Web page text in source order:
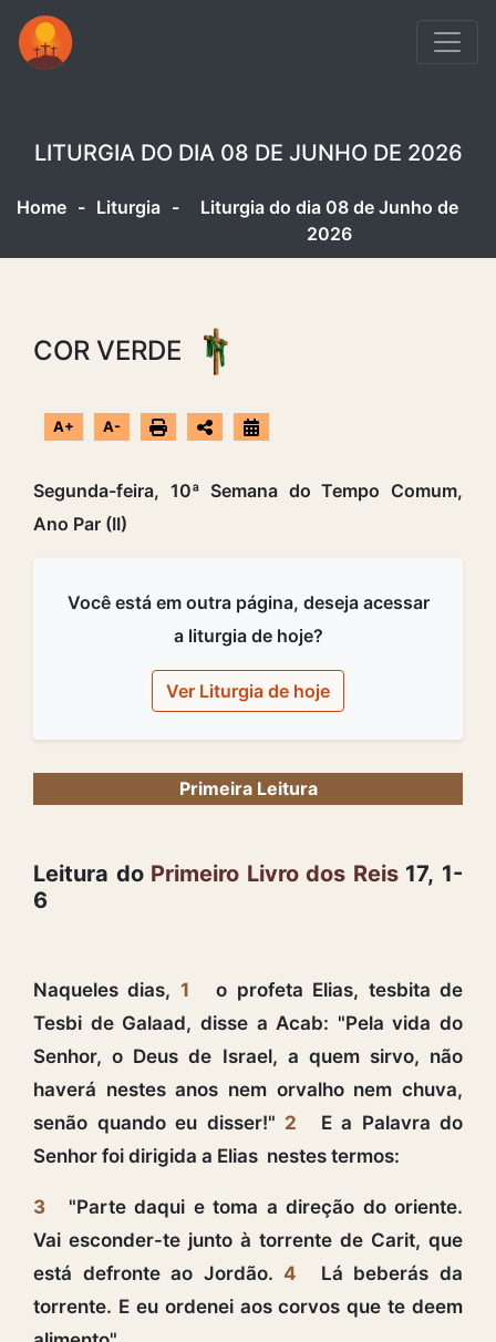
LITURGIA DO DIA 08 DE JUNHO DE 2026
Home - Liturgia -
Liturgia do dia 08 de Junho de
2026
COR VERDE
A+ A-
Segunda-feira, 10ª Semana do Tempo Comum,
Ano Par (II)
Você está em outra página, deseja acessar
a liturgia de hoje?
Ver Liturgia de hoje
Primeira Leitura
Leitura do Primeiro Livro dos Reis17, 1-
6
Naqueles dias, 1
o profeta Elias, tesbita de
Tesbi de Galaad, disse a Acab: "Pela vida do
Senhor, o Deus de Israel, a quem sirvo, não
haverá nestes anos nem orvalho nem chuva,
senão quando eu disser!" 2
E a Palavra do
Senhor foi dirigida a Elias nestes termos:
3
"Parte daqui e toma a direção do oriente.
Vai esconder-te junto à torrente de Carit, que
está defronte ao Jordão.4
Lá beberás da
torrente. E eu ordenei aos corvos que te deem